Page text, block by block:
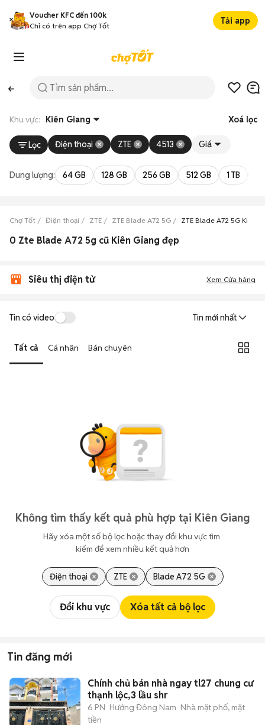
Voucher KFC đến 100k
Chỉ có trên app Chợ Tốt
Tải app
Khu vực: Kiên Giang Xoá lọc
Lọc Điện thoại ZTE 4513 Giá
Dung lượng: 64 GB 128 GB 256 GB 512 GB 1 TB
Chợ Tốt Điện thoại ZTE ZTE Blade A72 5G ZTE Blade A72 5G Kiên
0 Zte Blade A72 5g cũ Kiên Giang đẹp
Siêu thị điện tử Xem Cửa hàng
Tin có video Tin mới nhất
Tất cả Cá nhân Bán chuyên
Không tìm thấy kết quả phù hợp tại Kiên Giang
Hãy xóa một số bộ lọc hoặc thay đổi khu vực tìm
kiếm để xem nhiều kết quả hơn
Điện thoại ZTE Blade A72 5G
Đổi khu vực Xóa tất cả bộ lọc
Tin đăng mới
Chính chủ bán nhà ngay tl27 chung cư
thạnh lộc,3 lầu shr
6 PN Hướng Đông Nam Nhà mặt phố, mặt
tiền